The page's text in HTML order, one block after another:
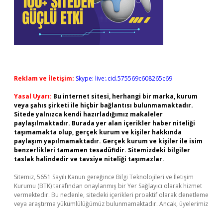
Reklam ve İletişim: Skype: live:.cid.575569c608265c69
Yasal Uyarı: Bu internet sitesi, herhangi bir marka, kurum
veya şahıs şirketi ile hiçbir bağlantısı bulunmamaktadır.
Sitede yalnızca kendi hazırladığımız makaleler
paylaşılmaktadır. Burada yer alan içerikler haber niteliği
taşımamakta olup, gerçek kurum ve kişiler hakkında
paylaşım yapılmamaktadır. Gerçek kurum ve kişiler ile isim
benzerlikleri tamamen tesadüfidir. Sitemizdeki bilgiler
taslak halindedir ve tavsiye niteliği taşımazlar.
Sitemiz, 5651 Sayılı Kanun gereğince Bilgi Teknolojileri ve İletişim
Kurumu (BTK) tarafından onaylanmış bir Yer Sağlayıcı olarak hizmet
vermektedir. Bu nedenle, sitedeki içerikleri proaktif olarak denetleme
veya araştırma yükümlülüğümüz bulunmamaktadır. Ancak, üyelerimiz